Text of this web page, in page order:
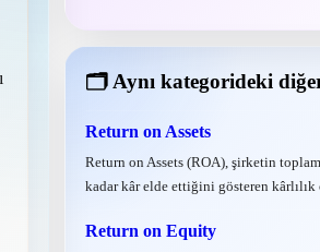
🗂 Aynı kategorideki
Return on Assets
Return on Assets (ROA), şirketin
kadar kâr elde ettiğini gösteren kârlılık
Return on Equity